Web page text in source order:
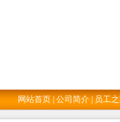
网站首页 公司简介 员工